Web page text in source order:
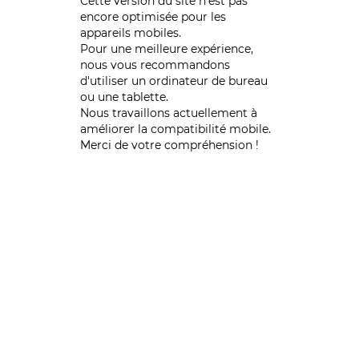
encore optimisée pour les
appareils mobiles.
Pour une meilleure expérience,
nous vous recommandons
d'utiliser un ordinateur de bureau
ou une tablette.
Nous travaillons actuellement à
améliorer la compatibilité mobile.
Merci de votre compréhension !